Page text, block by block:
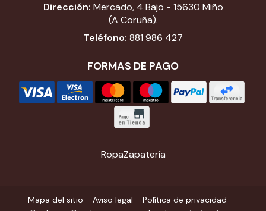
Dirección: Mercado, 4 Bajo - 15630 Miño
(A Coruña).
Teléfono: 881 986 427
FORMAS DE PAGO
RopaZapatería
Mapa del sitio - Aviso legal - Política de privacidad -